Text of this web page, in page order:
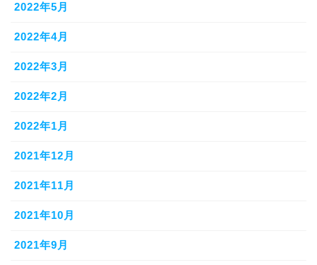
2022年5月
2022年4月
2022年3月
2022年2月
2022年1月
2021年12月
2021年11月
2021年10月
2021年9月